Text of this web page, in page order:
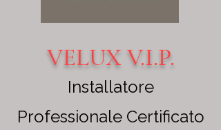
VELUX V.I.P.
Installatore
Professionale Certificato